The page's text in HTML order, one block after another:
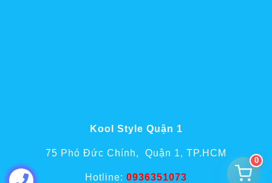
Kool Style Quận 1
75 Phó Đức Chính, Quận 1, TP.HCM
Hotline: 0936351073
0